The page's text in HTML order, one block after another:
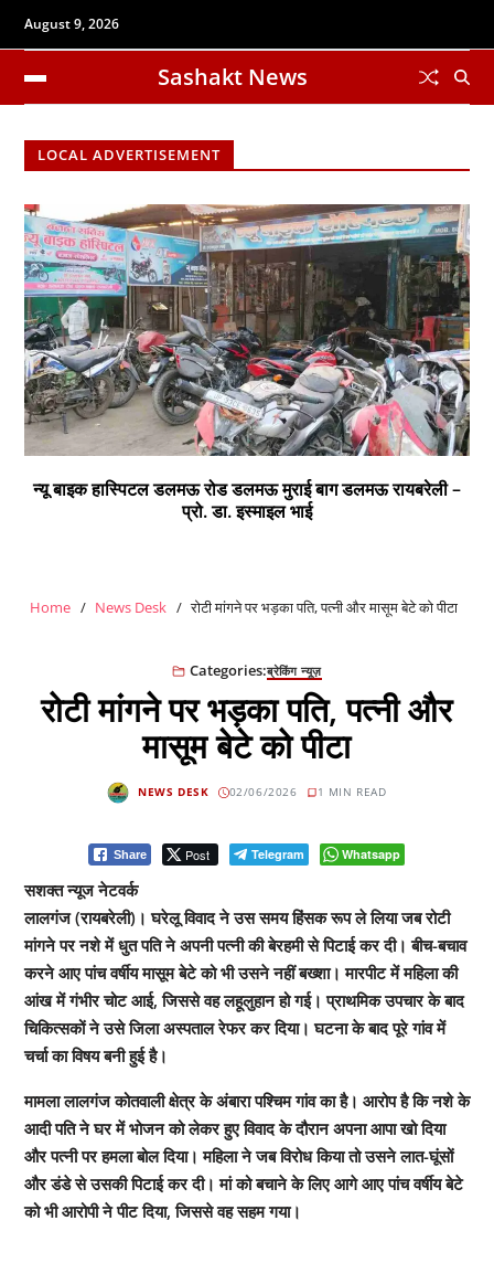
August 9, 2026
Sashakt News
LOCAL ADVERTISEMENT
न्यू बाइक हास्पिटल डलमऊ रोड डलमऊ मुराई बाग डलमऊ रायबरेली –
प्रो. डा. इस्माइल भाई
Home News Desk रोटी मांगने पर भड़का पति, पत्नी और मासूम बेटे को पीटा
Categories:ब्रेकिंग न्यूज़
रोटी मांगने पर भड़का पति, पत्नी और
मासूम बेटे को पीटा
NEWS DESK 02/06/2026 1 MIN READ
Share Post Telegram Whatsapp
सशक्त न्यूज नेटवर्क
लालगंज (रायबरेली)। घरेलू विवाद ने उस समय हिंसक रूप ले लिया जब रोटी
मांगने पर नशे में धुत पति ने अपनी पत्नी की बेरहमी से पिटाई कर दी। बीच-बचाव
करने आए पांच वर्षीय मासूम बेटे को भी उसने नहीं बख्शा। मारपीट में महिला की
आंख में गंभीर चोट आई, जिससे वह लहूलुहान हो गई। प्राथमिक उपचार के बाद
चिकित्सकों ने उसे जिला अस्पताल रेफर कर दिया। घटना के बाद पूरे गांव में
चर्चा का विषय बनी हुई है।
मामला लालगंज कोतवाली क्षेत्र के अंबारा पश्चिम गांव का है। आरोप है कि नशे के
आदी पति ने घर में भोजन को लेकर हुए विवाद के दौरान अपना आपा खो दिया
और पत्नी पर हमला बोल दिया। महिला ने जब विरोध किया तो उसने लात-घूंसों
और डंडे से उसकी पिटाई कर दी। मां को बचाने के लिए आगे आए पांच वर्षीय बेटे
को भी आरोपी ने पीट दिया, जिससे वह सहम गया।